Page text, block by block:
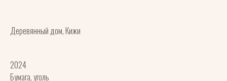
Деревянный дом, Кижи
2024
Бумага, уголь